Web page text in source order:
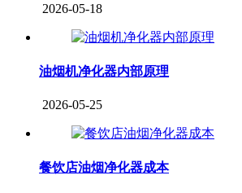
2026-05-18
油烟机净化器内部原理
2026-05-25
餐饮店油烟净化器成本